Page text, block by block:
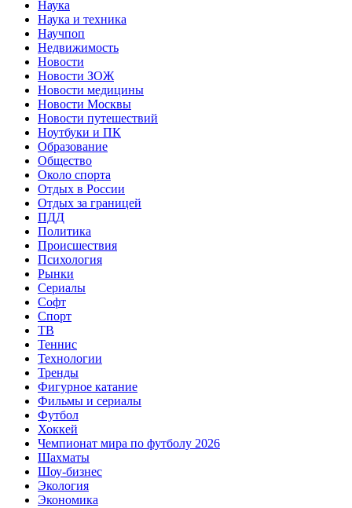
Наука
Наука и техника
Научпоп
Недвижимость
Новости
Новости ЗОЖ
Новости медицины
Новости Москвы
Новости путешествий
Ноутбуки и ПК
Образование
Общество
Около спорта
Отдых в России
Отдых за границей
ПДД
Политика
Происшествия
Психология
Рынки
Сериалы
Софт
Спорт
ТВ
Теннис
Технологии
Тренды
Фигурное катание
Фильмы и сериалы
Футбол
Хоккей
Чемпионат мира по футболу 2026
Шахматы
Шоу-бизнес
Экология
Экономика